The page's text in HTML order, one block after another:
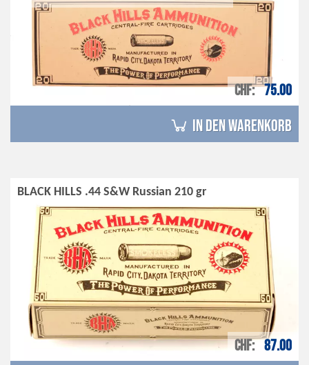
CHF 75.00
in den Warenkorb
BLACK HILLS .44 S&W Russian 210 gr
CHF 87.00